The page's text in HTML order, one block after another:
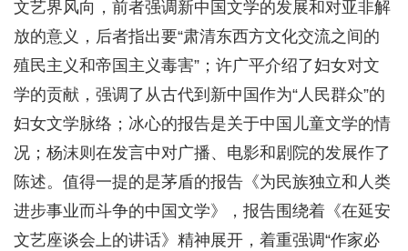
文艺界风向，前者强调新中国文学的发展和对亚非解
放的意义，后者指出要“肃清东西方文化交流之间的
殖民主义和帝国主义毒害”；许广平介绍了妇女对文
学的贡献，强调了从古代到新中国作为“人民群众”的
妇女文学脉络；冰心的报告是关于中国儿童文学的情
况；杨沫则在发言中对广播、电影和剧院的发展作了
陈述。值得一提的是茅盾的报告《为民族独立和人类
进步事业而斗争的中国文学》，报告围绕着《在延安
文艺座谈会上的讲话》精神展开，着重强调“作家必